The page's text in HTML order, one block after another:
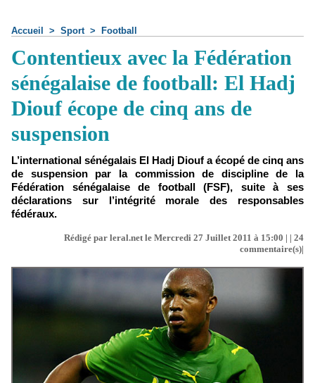
Accueil > Sport > Football
Contentieux avec la Fédération
sénégalaise de football: El Hadj
Diouf écope de cinq ans de
suspension
L’international sénégalais El Hadj Diouf a écopé de cinq ans
de suspension par la commission de discipline de la
Fédération sénégalaise de football (FSF), suite à ses
déclarations sur l’intégrité morale des responsables
fédéraux.
Rédigé par leral.net le Mercredi 27 Juillet 2011 à 15:00 | | 24
commentaire(s)|